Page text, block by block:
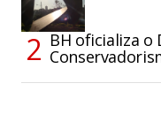
BH oficializa o